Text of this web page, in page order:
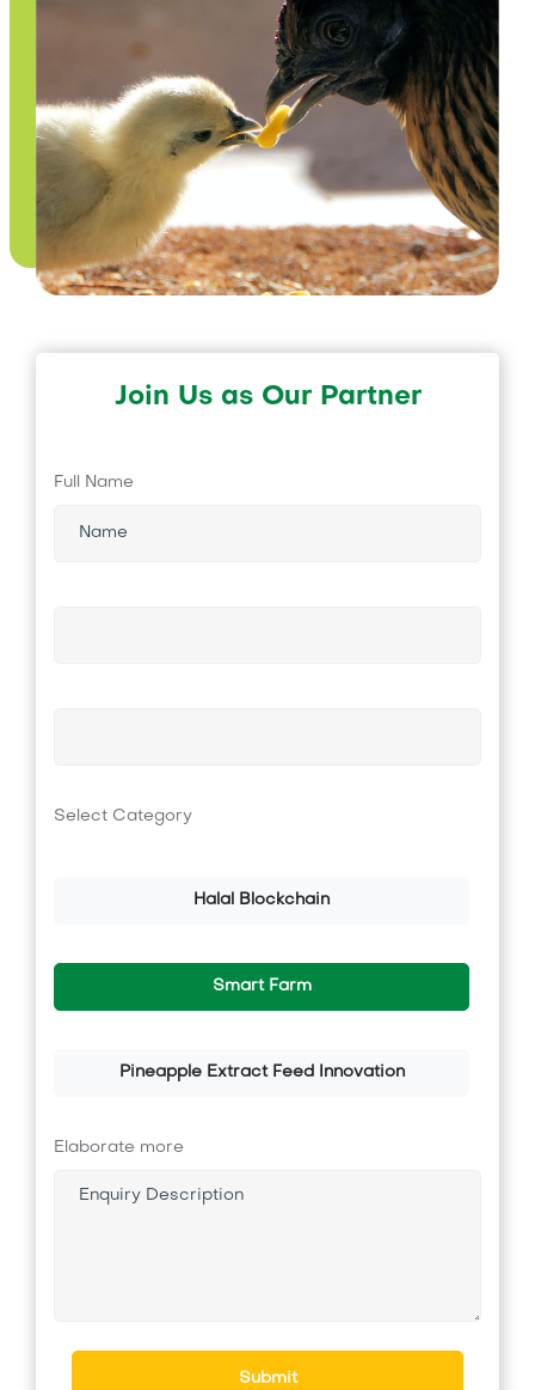
Join Us as Our Partner
Full Name
Select Category
Halal Blockchain
Smart Farm
Pineapple Extract Feed Innovation
Elaborate more
Submit